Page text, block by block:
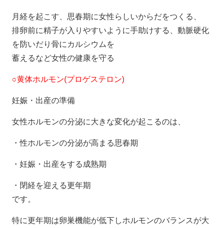
月経を起こす、思春期に女性らしいからだをつくる、
排卵前に精子が入りやすいように手助けする、動脈硬化
を防いだり骨にカルシウムを
蓄えるなど女性の健康を守る
○黄体ホルモン(プロゲステロン)
妊娠・出産の準備
女性ホルモンの分泌に大きな変化が起こるのは、
・性ホルモンの分泌が高まる思春期
・妊娠・出産をする成熟期
・閉経を迎える更年期
です。
特に更年期は卵巣機能が低下しホルモンのバランスが大